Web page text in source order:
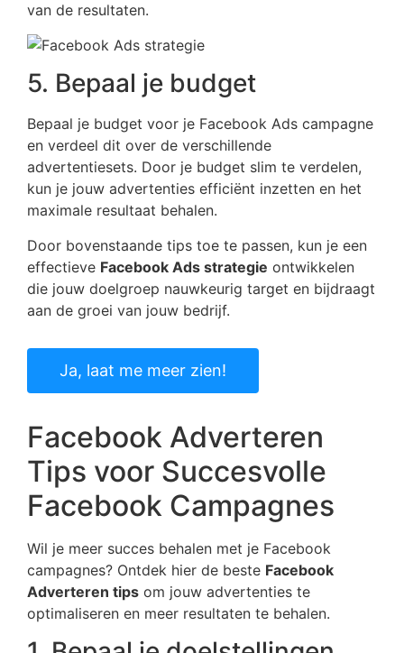
van de resultaten.
5. Bepaal je budget
Bepaal je budget voor je Facebook Ads campagne
en verdeel dit over de verschillende
advertentiesets. Door je budget slim te verdelen,
kun je jouw advertenties efficiënt inzetten en het
maximale resultaat behalen.
Door bovenstaande tips toe te passen, kun je een
effectieve Facebook Ads strategie ontwikkelen
die jouw doelgroep nauwkeurig target en bijdraagt
aan de groei van jouw bedrijf.
Ja, laat me meer zien!
Facebook Adverteren
Tips voor Succesvolle
Facebook Campagnes
Wil je meer succes behalen met je Facebook
campagnes? Ontdek hier de beste Facebook
Adverteren tips om jouw advertenties te
optimaliseren en meer resultaten te behalen.